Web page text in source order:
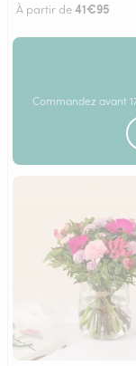
À partir de41€95
Commandez avant